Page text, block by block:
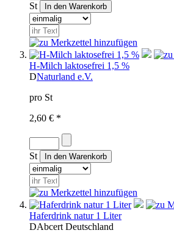
St
H-Milch laktosefrei 1,5 %
DNaturland e.V.
pro St
2,60 € *
St
Haferdrink natur 1 Liter
DAbcert Deutschland